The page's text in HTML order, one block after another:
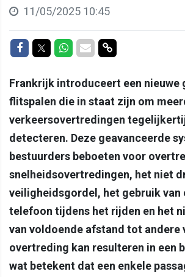
11/05/2025 10:45
Delen op Facebook
Delen op Twitter
Delen op Whatsapp
Delen via Mail
Delen via link
Frankrijk introduceert een nieuwe
flitspalen die in staat zijn om
verkeersovertredingen
detecteren. Deze geavanceerde
bestuurders beboeten voor
snelheidsovertredingen, het niet
veiligheidsgordel, het gebruik van
telefoon tijdens het rijden en het
van voldoende afstand tot andere
overtreding kan resulteren in een
wat betekent dat een enkele